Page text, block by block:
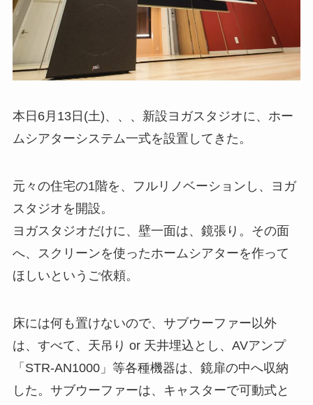
本日6月13日(土)、、、新設ヨガスタジオに、ホー
ムシアターシステム一式を設置してきた。
元々の住宅の1階を、フルリノベーションし、ヨガ
スタジオを開設。
ヨガスタジオだけに、壁一面は、鏡張り。その面
へ、スクリーンを使ったホームシアターを作って
ほしいというご依頼。
床には何も置けないので、サブウーファー以外
は、すべて、天吊り or 天井埋込とし、AVアンプ
「STR-AN1000」等各種機器は、鏡扉の中へ収納
した。サブウーファーは、キャスターで可動式と